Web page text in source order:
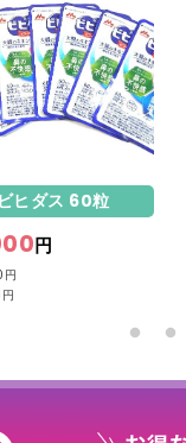
ビヒダス 60粒
円